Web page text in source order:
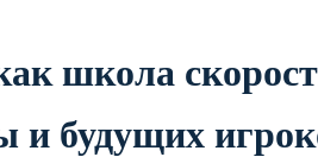
школа
и будущих